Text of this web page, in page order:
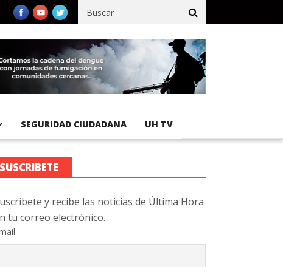
registra 92 % de avance en obras de terracería
SEGURIDAD CIUDADANA UH TV
SUSCRIBETE
y recibe las noticias de Última Hora
tu correo electrónico.